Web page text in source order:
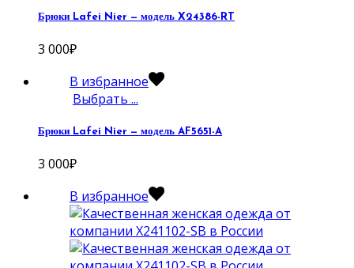
Брюки Lafei Nier — модель X24386-RT
3 000₽
В избранное
Выбрать ...
Брюки Lafei Nier — модель AF5651-A
3 000₽
В избранное